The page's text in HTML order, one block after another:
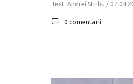
Text: Andrei Stirbu /
0 comentarii